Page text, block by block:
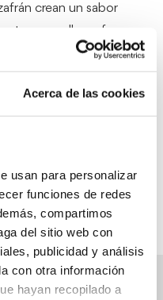
Acerca de las cookies
usan para personalizar
funciones de redes
compartimos
del sitio web con
publicidad y análisis
con otra información
hayan recopilado a
crean un sabor
en paella y a fuego
la cocina de raíz.
Dénia es mucho más
en una costumbre que
bocado.